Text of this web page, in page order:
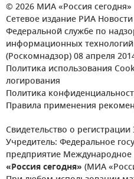
© 2026 МИА «Россия сегодня»
Сетевое издание РИА
Федеральной службе по
информационных
(Роскомнадзор) 08 апреля
Политика использования
логирования
Политика
Правила применения
Свидетельство о
Учредитель: Федеральное
предприятие
«Россия сегодня» (МИА